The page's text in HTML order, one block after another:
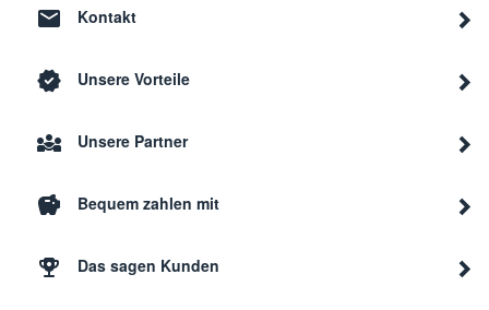
Kontakt
Unsere Vorteile
Unsere Partner
Bequem zahlen mit
Das sagen Kunden